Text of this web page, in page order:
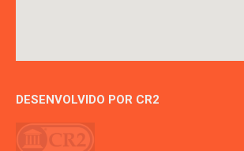
DESENVOLVIDO POR CR2